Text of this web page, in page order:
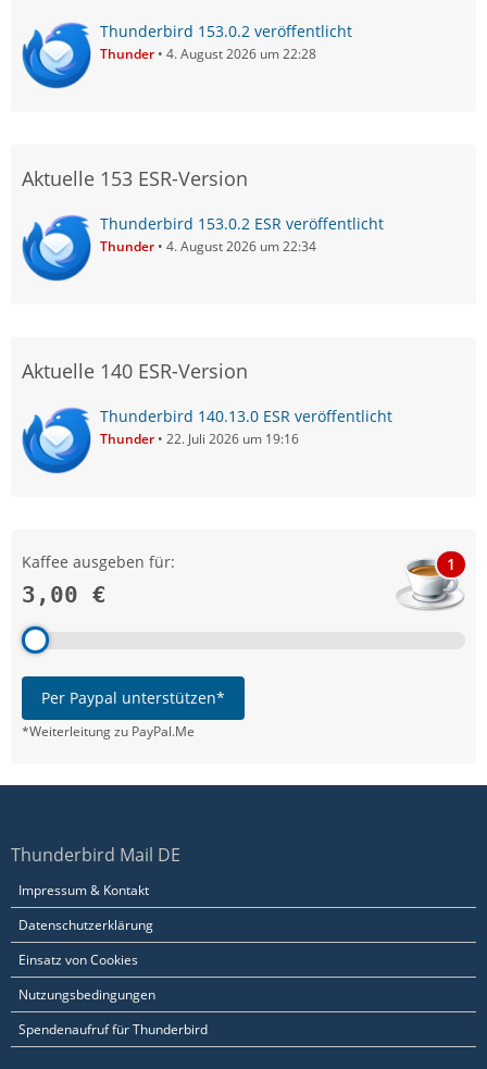
Thunderbird 153.0.2 veröffentlicht
Thunder 4. August 2026 um 22:28
Aktuelle 153 ESR-Version
Thunderbird 153.0.2 ESR veröffentlicht
Thunder 4. August 2026 um 22:34
Aktuelle 140 ESR-Version
Thunderbird 140.13.0 ESR veröffentlicht
Thunder 22. Juli 2026 um 19:16
Kaffee ausgeben für:
3,00 €
1
Per Paypal unterstützen*
*Weiterleitung zu PayPal.Me
Thunderbird Mail DE
Impressum & Kontakt
Datenschutzerklärung
Einsatz von Cookies
Nutzungsbedingungen
Spendenaufruf für Thunderbird